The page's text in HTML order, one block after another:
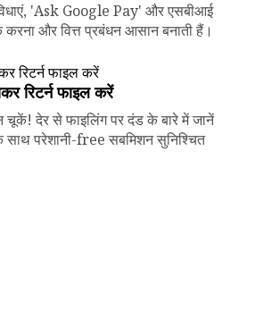
'Ask Google Pay' और एसबीआई
करना और वित्त प्रबंधन आसान बनाती हैं।
रिटर्न फाइल करें
चूकें! देर से फाइलिंग पर दंड के बारे में जानें
परेशानी-free सबमिशन सुनिश्चित